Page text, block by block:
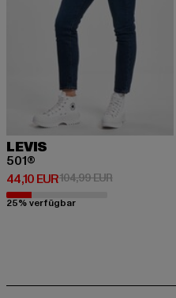
LEVIS
501®
44,10 EUR
Derzeitiger Preis: 44,10 EUR
104,99 EURAktionspreis:
25% verfügbar